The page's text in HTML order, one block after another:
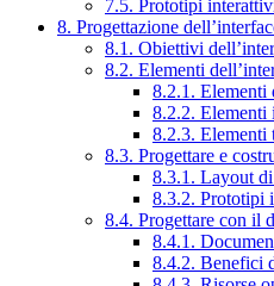
7.5. Prototipi
8. Progettazione
8.1. Obiettivi
8.2. Elementi
8.2.1. Elementi
8.2.2. Elementi
8.2.3. Elementi
8.3. Progettare e
8.3.1. Layout
8.3.2. Prototipi
8.4. Progettare con il
8.4.1.
8.4.2. Benefici